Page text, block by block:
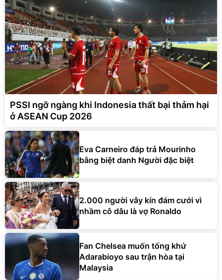
PSSI ngỡ ngàng khi Indonesia thất bại thảm hại
ở ASEAN Cup 2026
Eva Carneiro đáp trả Mourinho
bằng biệt danh Người đặc biệt
2.000 người vây kín đám cưới vì
nhầm cô dâu là vợ Ronaldo
Fan Chelsea muốn tống khứ
Adarabioyo sau trận hòa tại
Malaysia